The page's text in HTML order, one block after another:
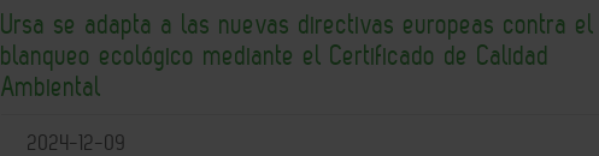
Ursa se adapta a las nuevas directivas europeas contra el
blanqueo ecológico mediante el Certificado de Calidad
Ambiental
2024-12-09